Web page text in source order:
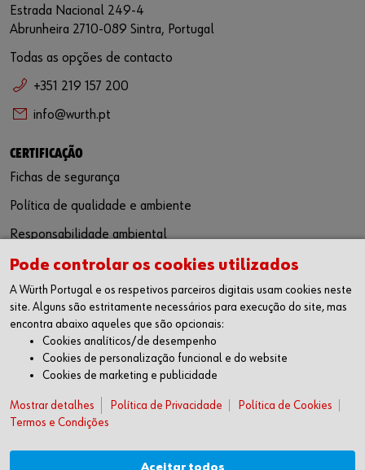
Estrada Nacional 249-4
Abrunheira 2710-089 Sintra, Portugal
Todas as opções de contacto
+351 219 157 200
info@wurth.pt
CERTIFICAÇÃO
Fichas de segurança
Política de qualidade e ambiente
Responsabilidade ambiental
SIGA-NOS
Facebook
Instagram
LinkedIn
Youtube
WÜRTH APP
Google Android
Apple iOS
SUGESTÕES
Pode controlar os cookies utilizados
A Würth Portugal e os respetivos parceiros digitais usam cookies neste
site. Alguns são estritamente necessários para execução do site, mas
encontra abaixo aqueles que são opcionais:
Cookies analíticos/de desempenho
Cookies de personalização funcional e do website
Cookies de marketing e publicidade
Mostrar detalhes Política de Privacidade
Política de Cookies
Termos e Condições
Aceitar todos